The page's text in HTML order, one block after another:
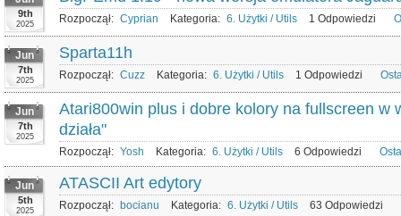
9th
2025 Rozpoczął: Cyprian Kategoria: 6. Użytki / Utils 1 Odpowiedzi
Jun
7th
2025
Sparta11h
Rozpoczął: Cuzz Kategoria: 6. Użytki / Utils 1 Odpowiedzi
Jun
7th
2025
Atari800win plus i dobre kolory na fullscreen w
działa"
Rozpoczął: Yosh Kategoria: 6. Użytki / Utils 6 Odpowiedzi
Jun
5th
2025
ATASCII Art edytory
Rozpoczął: bocianu Kategoria: 6. Użytki / Utils 63 Odpowiedzi